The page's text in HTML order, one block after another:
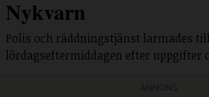
Nykvarn
Polis och räddningstjänst larmades
lördagseftermiddagen efter uppgifter